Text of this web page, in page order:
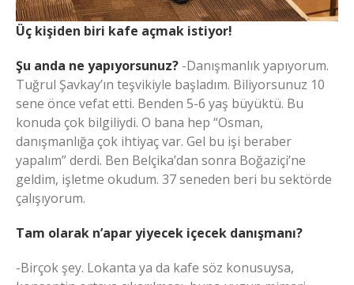
Üç kişiden biri kafe açmak istiyor!
Şu anda ne yapıyorsunuz? -Danışmanlık yapıyorum.
Tuğrul Şavkay’ın teşvikiyle başladım. Biliyorsunuz 10
sene önce vefat etti. Benden 5-6 yaş büyüktü. Bu
konuda çok bilgiliydi. O bana hep “Osman,
danışmanlığa çok ihtiyaç var. Gel bu işi beraber
yapalım” derdi. Ben Belçika’dan sonra Boğaziçi’ne
geldim, işletme okudum. 37 seneden beri bu sektörde
çalışıyorum.
Tam olarak n’apar yiyecek içecek danışmanı?
-Birçok şey. Lokanta ya da kafe söz konusuysa,